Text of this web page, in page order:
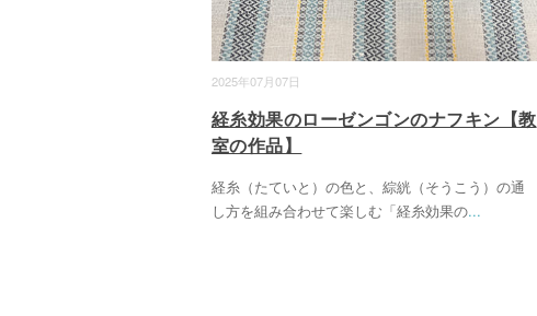
2025年07月07日
経糸効果のローゼンゴンのナフキン【教
室の作品】
経糸（たていと）の色と、綜絖（そうこう）の通
し方を組み合わせて楽しむ「経糸効果の...